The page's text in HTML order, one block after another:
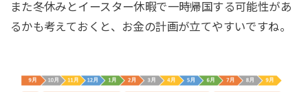
また冬休みとイースター休暇で一時帰国する可能性があ
るかも考えておくと、お金の計画が立てやすいですね。